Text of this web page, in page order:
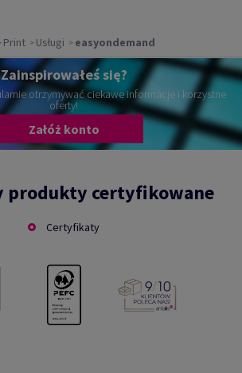
Print Usługi easyondemand
Zainspirowałeś się?
otrzymywać ciekawe informacje i korzystne
oferty!
Załóż konto
produkty certyfikowane
Certyfikaty